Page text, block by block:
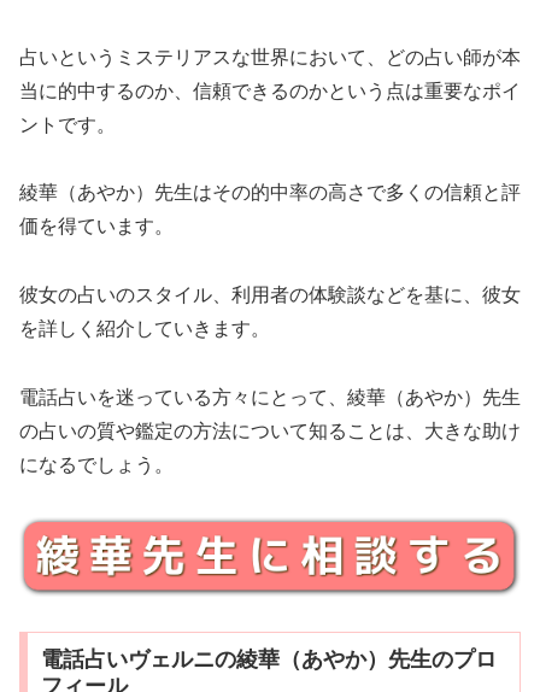
占いというミステリアスな世界において、どの占い師が本
当に的中するのか、信頼できるのかという点は重要なポイ
ントです。
綾華（あやか）先生はその的中率の高さで多くの信頼と評
価を得ています。
彼女の占いのスタイル、利用者の体験談などを基に、彼女
を詳しく紹介していきます。
電話占いを迷っている方々にとって、綾華（あやか）先生
の占いの質や鑑定の方法について知ることは、大きな助け
になるでしょう。
電話占いヴェルニの綾華（あやか）先生のプロ
フィール